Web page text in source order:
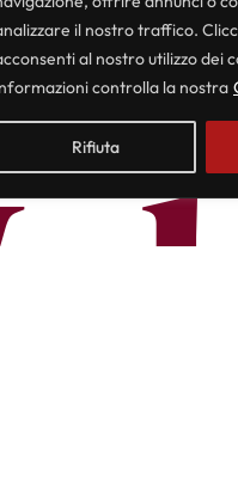
il nostro traffico.
al nostro utilizzo dei
controlla la nostra
Rifiuta